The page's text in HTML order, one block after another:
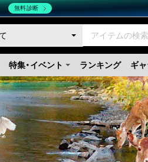
特集・イベント ランキング ギ
無料診断